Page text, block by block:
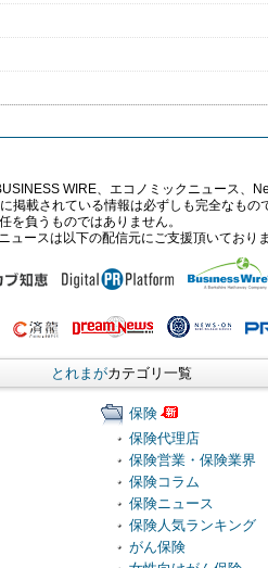
WIRE、エコノミックニュース
掲載されている情報は必ずしも完全なも
を負うものではありません。
ュースは以下の配信元にご支援頂いておりま
とれまがカテゴリ一覧
保険
保険代理店
保険営業・保険業界
保険コラム
保険ニュース
保険人気ランキング
がん保険